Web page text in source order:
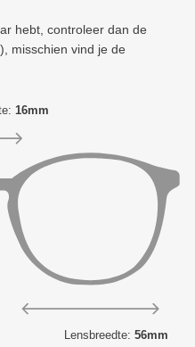
hebt, controleer dan de
misschien vind je de
16mm
Lensbreedte: 56mm